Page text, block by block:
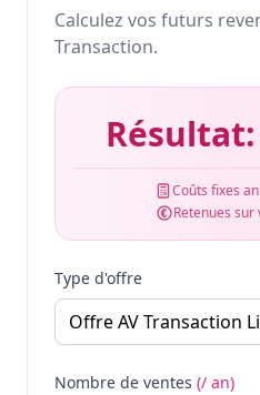
Calculez vos futurs
Transaction.
Résultat:
Coûts fixes
Retenues sur
Type d'offre
Nombre de ventes (/ an)